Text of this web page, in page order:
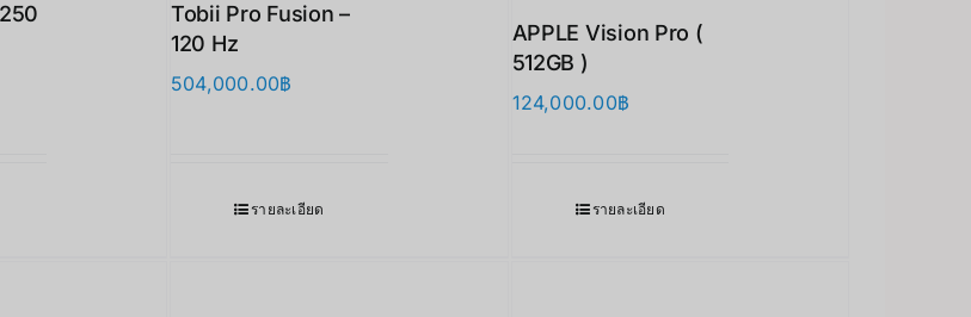
Tobii Pro Fusion –
120 Hz
504,000.00฿
รายละเอียด
APPLE Vision Pro (
512GB )
124,000.00฿
รายละเอียด